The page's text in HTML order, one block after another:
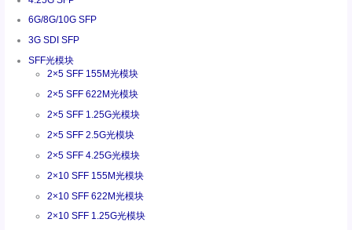
6G/8G/10G SFP
3G SDI SFP
SFF光模块
2×5 SFF 155M光模块
2×5 SFF 622M光模块
2×5 SFF 1.25G光模块
2×5 SFF 2.5G光模块
2×5 SFF 4.25G光模块
2×10 SFF 155M光模块
2×10 SFF 622M光模块
2×10 SFF 1.25G光模块